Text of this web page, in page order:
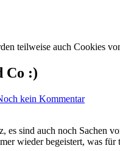
teilweise auch Cookies
Co :)
kein Kommentar
es sind auch noch Sachen
wieder begeistert, was für